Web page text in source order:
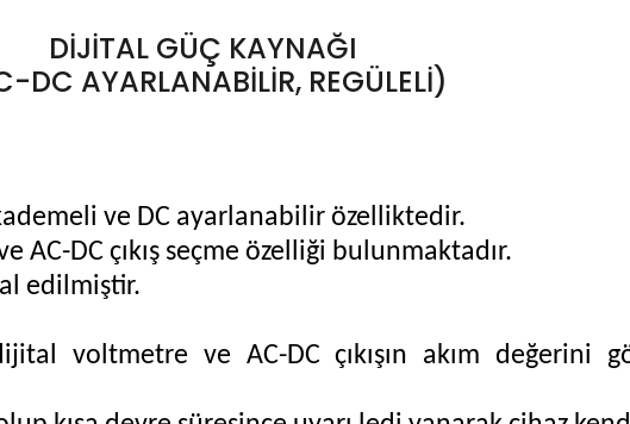
DİJİTAL GÜÇ KAYNAĞI
DC AYARLANABİLİR, REGÜLELİ)
ve DC ayarlanabilir özelliktedir.
AC-DC çıkış seçme özelliği bulunmaktadır.
edilmiştir.
voltmetre ve AC-DC çıkışın akım değerini